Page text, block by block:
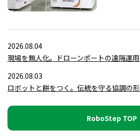
2026.08.04
現場を無人化。ドローンポートの遠隔運用
2026.08.03
ロボットと餅をつく。伝統を守る協調の形
RoboStep TOP